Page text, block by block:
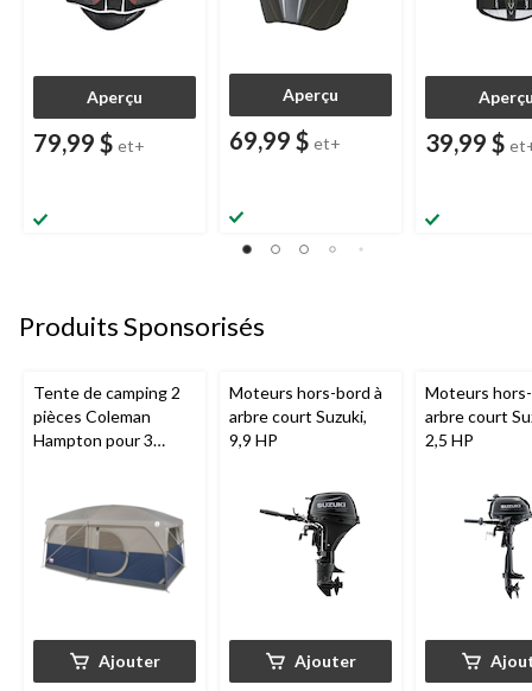
Aperçu
79,99 $ et+
Aperçu
69,99 $ et+ 39,99 $
Produits Sponsorisés
Tente de camping 2
pièces Coleman
Hampton pour 3
de pluie et sac de
transport
Ajouter
Moteurs hors-bord à
arbre court Suzuki,
9,9 HP
Ajouter
Moteurs
arbre court
2,5 HP